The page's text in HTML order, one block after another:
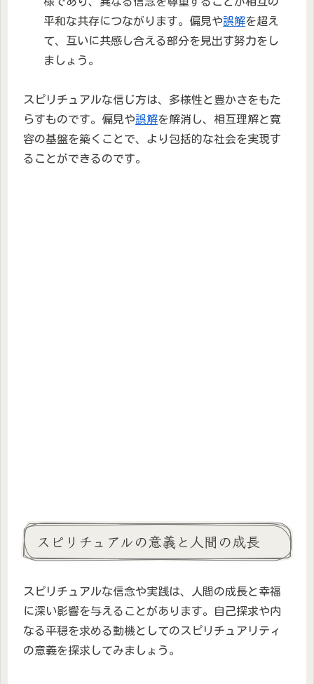
平和な共存につながります。偏見や誤解を超え
て、互いに共感し合える部分を見出す努力をし
ましょう。
スピリチュアルな信じ方は、多様性と豊かさをもた
らすものです。偏見や誤解を解消し、相互理解と寛
容の基盤を築くことで、より包括的な社会を実現す
ることができるのです。
スピリチュアルの意義と人間の成長
スピリチュアルな信念や実践は、人間の成長と幸福
に深い影響を与えることがあります。自己探求や内
なる平穏を求める動機としてのスピリチュアリティ
の意義を探求してみましょう。